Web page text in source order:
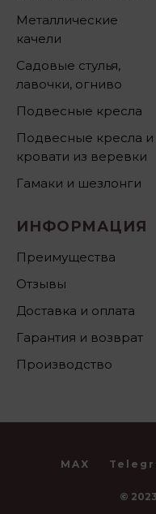
Металлические
качели
Садовые стулья,
лавочки, огниво
Подвесные кресла
Подвесные кресла и
кровати из веревки
Гамаки и шезлонги
ИНФОРМАЦИЯ
Преимущества
Отзывы
Доставка и оплата
Гарантия и возврат
Производство
MAX
©